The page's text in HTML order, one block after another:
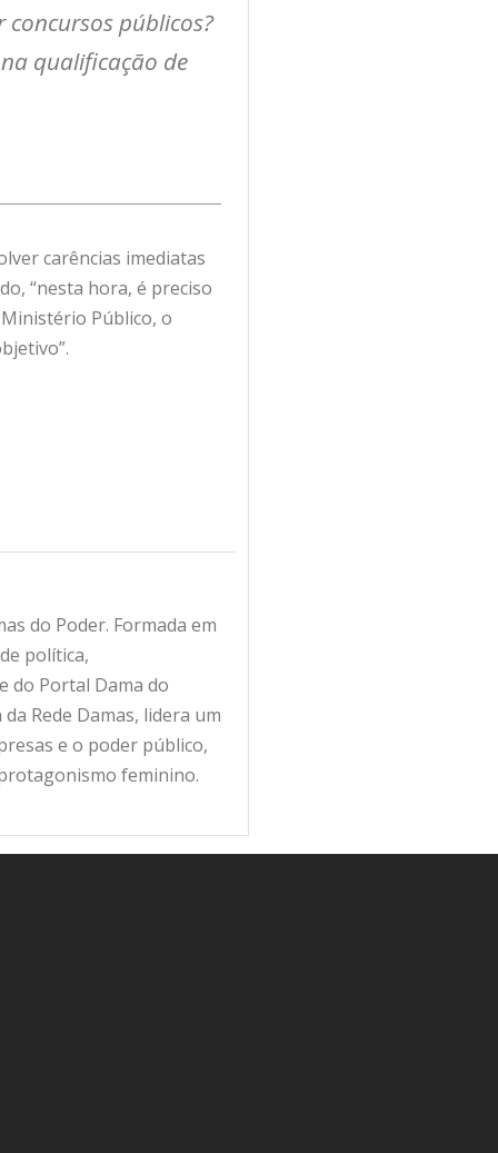
públicos?
qualificação de
carências imediatas
“nesta hora, é preciso
Público, o
do Poder. Formada em
política,
do Portal Dama do
Rede Damas, lidera um
e o poder público,
feminino.